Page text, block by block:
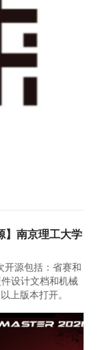
】南京理工大学
开源包括：省赛和
设计文档和机械
上版本打开。